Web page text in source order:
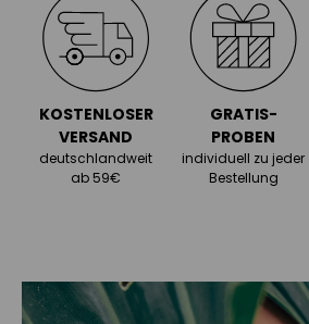
KOSTENLOSER
VERSAND
deutschlandweit
ab 59€
GRATIS-
PROBEN
individuell zu jeder
Bestellung